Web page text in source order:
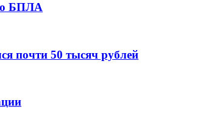
о БПЛА
почти 50 тысяч рублей